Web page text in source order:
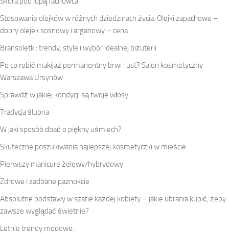
Stosowanie olejków w różnych dziedzinach życia. Olejki zapachowe –
dobry olejek sosnowy i arganowy – cena
Bransoletki: trendy, style i wybór idealnej biżuterii
Po co robić makijaż permanentny brwi i ust? Salon kosmetyczny
Warszawa Ursynów
Sprawdź w jakiej kondycji są twoje włosy
Tradycja ślubna
W jaki sposób dbać o piękny uśmiech?
Skuteczne poszukiwania najlepszej kosmetyczki w mieście
Pierwszy manicure żelowy/hybrydowy
Zdrowe i zadbane paznokcie
Absolutne podstawy w szafie każdej kobiety – jakie ubrania kupić, żeby
zawsze wyglądać świetnie?
Letnie trendy modowe.